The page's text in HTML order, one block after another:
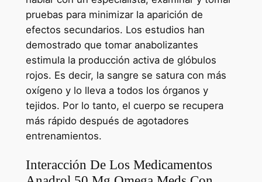
pruebas para minimizar la aparición de
efectos secundarios. Los estudios han
demostrado que tomar anabolizantes
estimula la producción activa de glóbulos
rojos. Es decir, la sangre se satura con más
oxígeno y lo lleva a todos los órganos y
tejidos. Por lo tanto, el cuerpo se recupera
más rápido después de agotadores
entrenamientos.
Interacción De Los Medicamentos